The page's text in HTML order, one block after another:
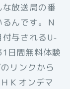
放送局の番
んです。Ｎ
付与されるU-
日間無料体験
リンクから
Ｋオンデマ